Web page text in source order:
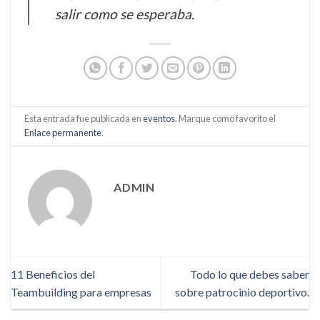
salir como se esperaba.
Esta entrada fue publicada eneventos. Marque como favorito el
Enlace permanente.
ADMIN
11 Beneficios del
Teambuilding para empresas
Todo lo que debes saber
sobre patrocinio deportivo.